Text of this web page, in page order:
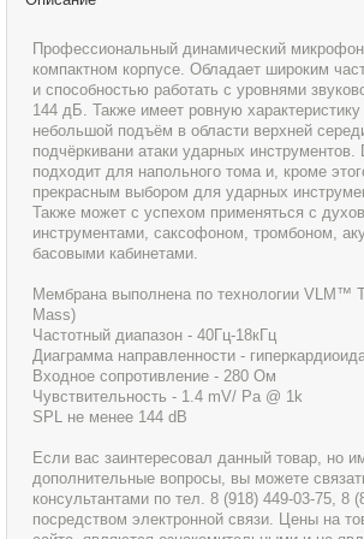
Профессиональный динамический
компактном корпусе. Обладает широким
и способностью работать с уровнями
144 дБ. Также имеет ровную
небольшой подъём в области верхней
подчёркивани атаки ударных инструментов.
подходит для напольного тома и, кроме
прекрасным выбором для ударных
Также может с успехом применяться с
инструментами, саксофоном, тромбоном,
басовыми кабинетами.
Мембрана выполнена по технологии VLM™
Mass)
Частотный диапазон - 40Гц-18кГц
Диаграмма направленности -
Входное сопротивление - 280 Ом
Чувствительность - 1.4 mV/ Pa @ 1k
SPL не менее 144 dB
Если вас заинтересовал данный товар, но
дополнительные вопросы, вы можете
консультантами по тел. 8 (918) 449-03-75, 8
посредством электронной связи. Цены на